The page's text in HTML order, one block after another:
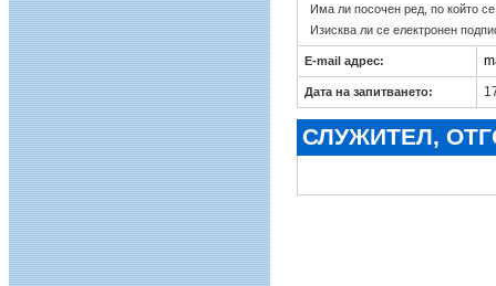
Има ли посочен ред, по който
Изисква ли се електронен
E-mail адрес:
Дата на запитването:
СЛУЖИТЕЛ,